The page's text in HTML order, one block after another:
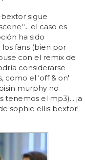
sigue
el caso es
ha sido
los fans (bien por
con el remix de
considerarse
como el 'off & on'
murphy no
el mp3)... ¡a
sophie ellis bextor!